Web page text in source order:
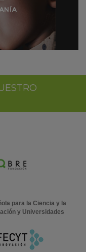
para la Ciencia y la
y Universidades